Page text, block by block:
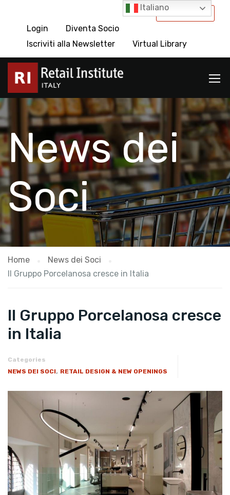
International
Login
Diventa Socio
Iscriviti alla Newsletter
Virtual Library
News dei
Soci
Home
News dei Soci
Il Gruppo Porcelanosa cresce in Italia
Il Gruppo Porcelanosa cresce
in Italia
Categories
NEWS DEI SOCI, RETAIL DESIGN & NEW OPENINGS
Italiano